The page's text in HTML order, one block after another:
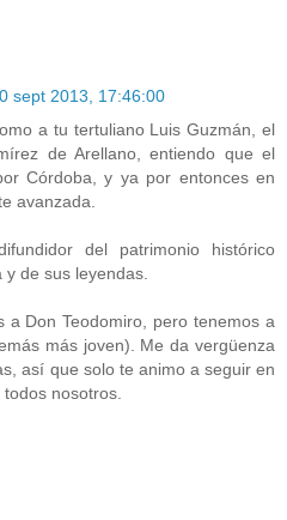
sept 2013, 17:46:00
a tu tertuliano Luis Guzmán, el
de Arellano, entiendo que el
Córdoba, y ya por entonces en
avanzada.
del patrimonio histórico
de sus leyendas.
a Don Teodomiro, pero tenemos a
más joven). Me da vergüenza
así que solo te animo a seguir en
nosotros.